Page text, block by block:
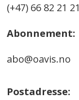
(+47) 66 82 21 21
Abonnement:
abo@oavis.no
Postadresse: